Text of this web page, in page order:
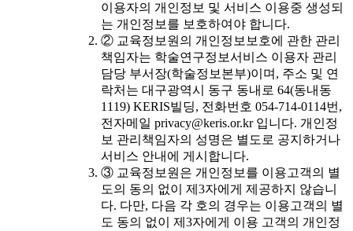
이용자의 개인정보 및 서비스 이용중 생성되
는 개인정보를 보호하여야 합니다.
② 교육정보원의 개인정보보호에 관한 관리
책임자는 학술연구정보서비스 이용자 관리
담당 부서장(학술정보본부)이며, 주소 및 연
락처는 대구광역시 동구 동내로 64(동내동
1119) KERIS빌딩, 전화번호 054-714-0114번,
전자메일 privacy@keris.or.kr 입니다. 개인정
보 관리책임자의 성명은 별도로 공지하거나
서비스 안내에 게시합니다.
③ 교육정보원은 개인정보를 이용고객의 별
도의 동의 없이 제3자에게 제공하지 않습니
다. 다만, 다음 각 호의 경우는 이용고객의 별
도 동의 없이 제3자에게 이용 고객의 개인정